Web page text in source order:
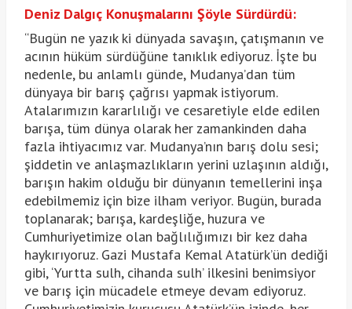
Deniz Dalgıç Konuşmalarını Şöyle Sürdürdü:
“Bugün ne yazık ki dünyada savaşın, çatışmanın ve
acının hüküm sürdüğüne tanıklık ediyoruz. İşte bu
nedenle, bu anlamlı günde, Mudanya’dan tüm
dünyaya bir barış çağrısı yapmak istiyorum.
Atalarımızın kararlılığı ve cesaretiyle elde edilen
barışa, tüm dünya olarak her zamankinden daha
fazla ihtiyacımız var. Mudanya’nın barış dolu sesi;
şiddetin ve anlaşmazlıkların yerini uzlaşının aldığı,
barışın hakim olduğu bir dünyanın temellerini inşa
edebilmemiz için bize ilham veriyor. Bugün, burada
toplanarak; barışa, kardeşliğe, huzura ve
Cumhuriyetimize olan bağlılığımızı bir kez daha
haykırıyoruz. Gazi Mustafa Kemal Atatürk’ün dediği
gibi, ‘Yurtta sulh, cihanda sulh’ ilkesini benimsiyor
ve barış için mücadele etmeye devam ediyoruz.